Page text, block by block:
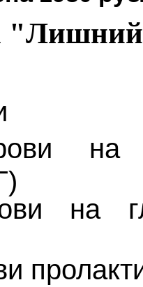
"Лишний
на
на